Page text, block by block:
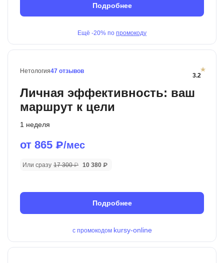
Ещё -20% по промокоду
Подробнее
Личная эффективность: ваш
маршрут к цели
Нетология
3.2
47 отзывов
от 865 ₽/мес
Или сразу 17 300 ₽ 10 380 ₽
с промокодом kursy-online
1 неделя
Подробнее